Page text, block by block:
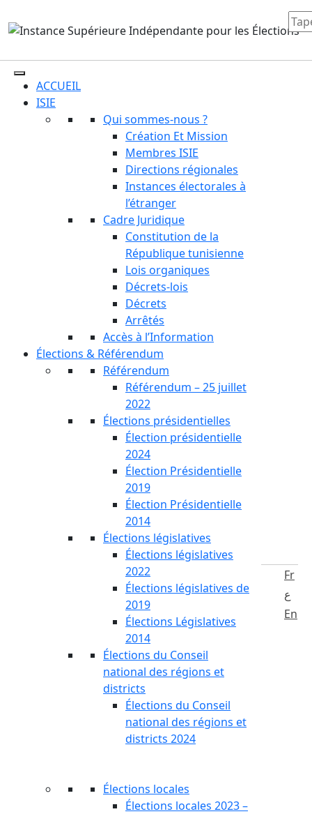
ACCUEIL
ISIE
Qui sommes-nous ?
Création Et Mission
Membres ISIE
Directions régionales
Instances électorales à
l’étranger
Cadre Juridique
Constitution de la
République tunisienne
Lois organiques
Décrets-lois
Décrets
Arrêtés
Accès à l’Information
Élections & Référendum
Référendum
Référendum – 25 juillet
2022
Élections présidentielles
Élection présidentielle
2024
Élection Présidentielle
2019
Élection Présidentielle
2014
Élections législatives
Élections législatives
2022
Élections législatives de
2019
Élections Législatives
2014
Élections du Conseil
national des régions et
districts
Élections du Conseil
national des régions et
districts 2024
Élections locales
Élections locales 2023 –
Fr
ع
En